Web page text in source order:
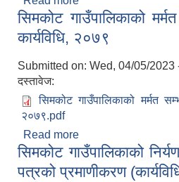
मूल्याङ्कन तथा
सिमकोट गाउँपालिकाको
कार्यविधि, २०७९
Submitted on: Wed, 04/05/2023
दस्तावेज:
सिमकोट गाउँपालिकाको मर्मत
२०७९.pdf
Read more
कार्यविधि, २०७९
सिमकोट गाउँपालिकाको
पत्रको प्रमाणीकरण